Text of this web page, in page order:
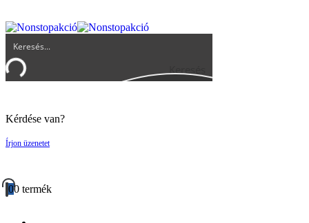
Keresés
Kérdése van?
Írjon üzenetet
00 termék